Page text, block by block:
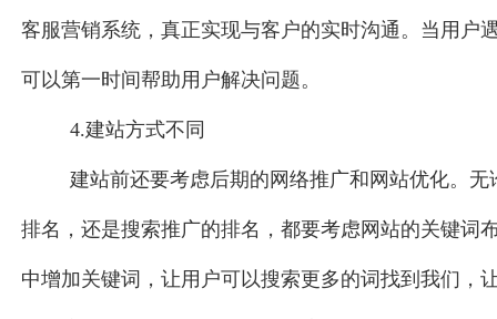
客服营销系统，真正实现与客户的实时沟通。当用户
可以第一时间帮助用户解决问题。
4.建站方式不同
建站前还要考虑后期的网络推广和网站优化。
排名，还是搜索推广的排名，都要考虑网站的关键词
中增加关键词，让用户可以搜索更多的词找到我们，